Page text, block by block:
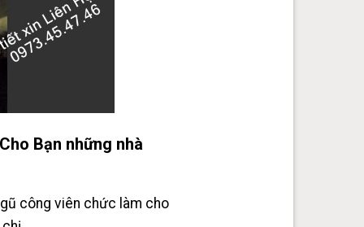
Bạn những nhà
công viên chức làm cho